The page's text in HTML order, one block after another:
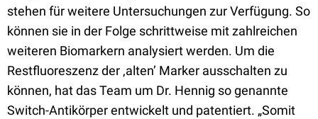
stehen für weitere Untersuchungen zur Verfügung. So
können sie in der Folge schrittweise mit zahlreichen
weiteren Biomarkern analysiert werden. Um die
Restfluoreszenz der ‚alten’ Marker ausschalten zu
können, hat das Team um Dr. Hennig so genannte
Switch-Antikörper entwickelt und patentiert. „Somit